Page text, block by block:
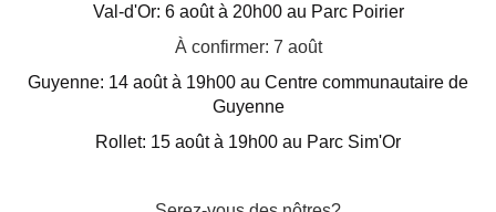
Val-d'Or: 6 août à 20h00 au Parc Poirier
À confirmer: 7 août
Guyenne: 14 août à 19h00 au Centre communautaire de
Guyenne
Rollet: 15 août à 19h00 au Parc Sim'Or